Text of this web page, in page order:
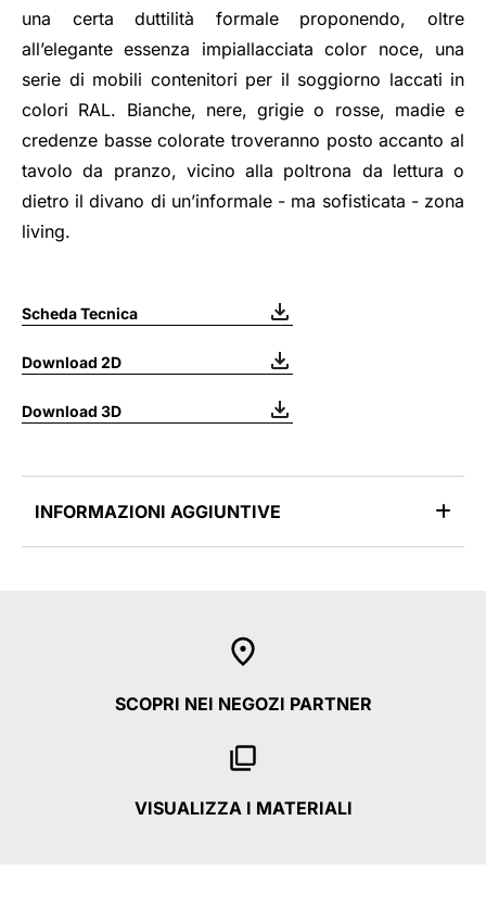
una certa duttilità formale proponendo, oltre
all’elegante essenza impiallacciata color noce, una
serie di mobili contenitori per il soggiorno laccati in
colori RAL. Bianche, nere, grigie o rosse, madie e
credenze basse colorate troveranno posto accanto al
tavolo da pranzo, vicino alla poltrona da lettura o
dietro il divano di un’informale - ma sofisticata - zona
living.
Scheda Tecnica
Download 2D
Download 3D
INFORMAZIONI AGGIUNTIVE
SCOPRI NEI NEGOZI PARTNER
VISUALIZZA I MATERIALI